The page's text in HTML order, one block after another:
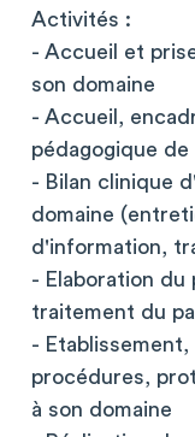
Activités :
- Accueil et
son domaine
- Accueil,
pédagogique de
- Bilan clinique
domaine
d'information,
- Elaboration du
traitement du
-
procédures,
à son domaine